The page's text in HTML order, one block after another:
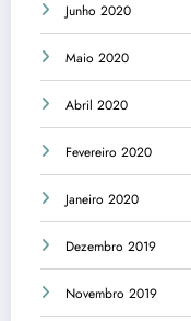
Junho 2020
Maio 2020
Abril 2020
Fevereiro 2020
Janeiro 2020
Dezembro 2019
Novembro 2019